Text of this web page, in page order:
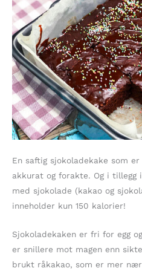
En saftig sjokoladekake som
akkurat og forakte. Og i
med sjokolade (kakao og
inneholder kun 150 kalorier!
Sjokoladekaken er fri for egg
er snillere mot magen enn
brukt råkakao, som er mer